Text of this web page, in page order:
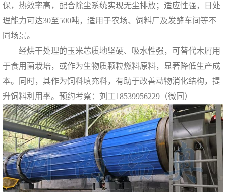
保，热效率高，配合除尘系统实现无尘排放；适应性强，日处
理能力可达30至500吨，适用于农场、饲料厂及发酵车间等不
同场景。
经烘干处理的玉米芯质地坚硬、吸水性强，可替代木屑用
于食用菌栽培，或作为生物质颗粒燃料原料，显著降低生产成
本。同时，其作为饲料填充料，有助于改善动物消化结构，提
升饲料利用率。预约考察：刘工18539956229（微同）